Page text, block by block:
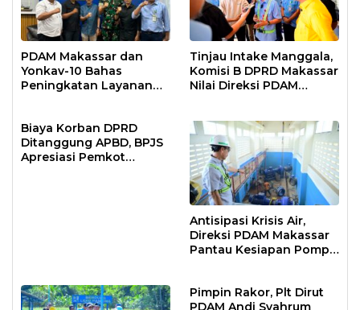
PDAM Makassar dan
Yonkav-10 Bahas
Peningkatan Layanan
Tinjau Intake Manggala,
Komisi B DPRD Makassar
Nilai Direksi PDAM
Biaya Korban DPRD
Ditanggung APBD, BPJS
Apresiasi Pemkot
Antisipasi Krisis Air,
Direksi PDAM Makassar
Pantau Kesiapan Pompa
Pimpin Rakor, Plt Dirut
PDAM Andi Syahrum